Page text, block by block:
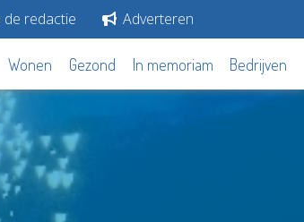
de redactie Adverteren
Wonen Gezond In memoriam Bedrijven